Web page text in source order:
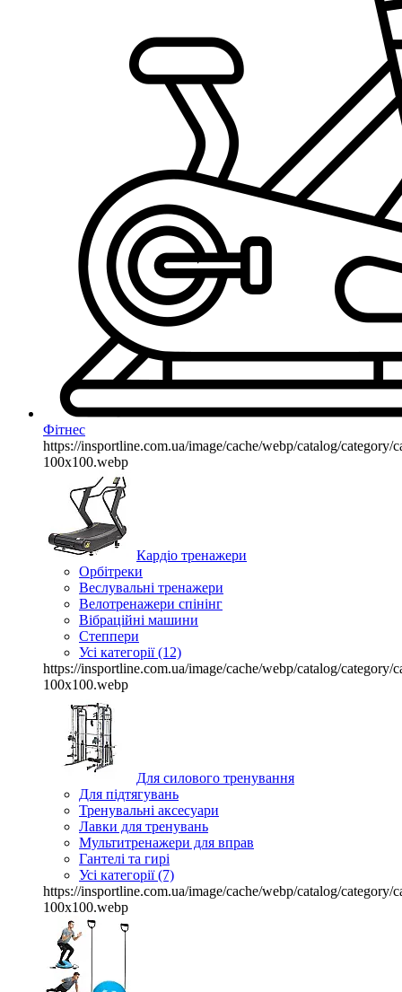
Фітнес
https://insportline.com.ua/image/cache/webp/catalog/category/
100x100.webp
Кардіо тренажери
Орбітреки
Веслувальні тренажери
Велотренажери спінінг
Вібраційні машини
Степпери
Усі категорії (12)
https://insportline.com.ua/image/cache/webp/catalog/category/
100x100.webp
Для силового тренування
Для підтягувань
Тренувальні аксесуари
Лавки для тренувань
Мультитренажери для вправ
Гантелі та гирі
Усі категорії (7)
https://insportline.com.ua/image/cache/webp/catalog/category/
100x100.webp